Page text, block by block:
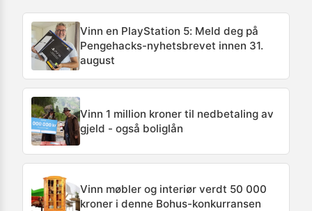
Vinn en PlayStation 5: Meld deg på
Pengehacks-nyhetsbrevet innen 31.
august
Vinn 1 million kroner til nedbetaling av
gjeld - også boliglån
Vinn møbler og interiør verdt 50 000
kroner i denne Bohus-konkurransen